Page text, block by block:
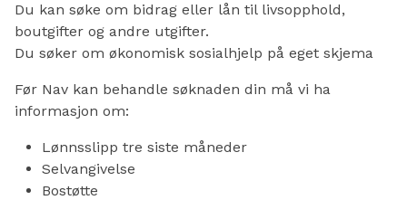
Du kan søke om bidrag eller lån til livsopphold,
boutgifter og andre utgifter.
Du søker om økonomisk sosialhjelp på eget skjema
Før Nav kan behandle søknaden din må vi ha
informasjon om:
Lønnsslipp tre siste måneder
Selvangivelse
Bostøtte